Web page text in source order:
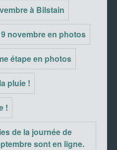
à Bilstain
novembre en photos
étape en photos
pluie !
!
de la journée de
sont en ligne.